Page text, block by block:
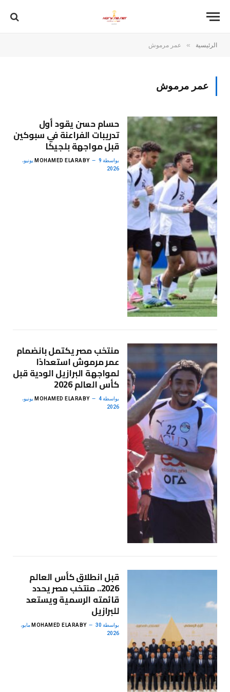
الرئيسية » عمر مرموش
عمر مرموش
حسام حسن يقود أول
تدريبات الفراعنة في سبوكين
قبل مواجهة بلجيكا
بواسطة MOHAMED ELARABY 9 يونيو،
2026
منتخب مصر يكتمل بانضمام
عمر مرموش استعدادًا
لمواجهة البرازيل الودية قبل
كأس العالم 2026
بواسطة MOHAMED ELARABY 4 يونيو،
2026
قبل انطلاق كأس العالم
2026.. منتخب مصر يحدد
قائمته الرسمية ويستعد
للبرازيل
بواسطة MOHAMED ELARABY 30 مايو،
2026